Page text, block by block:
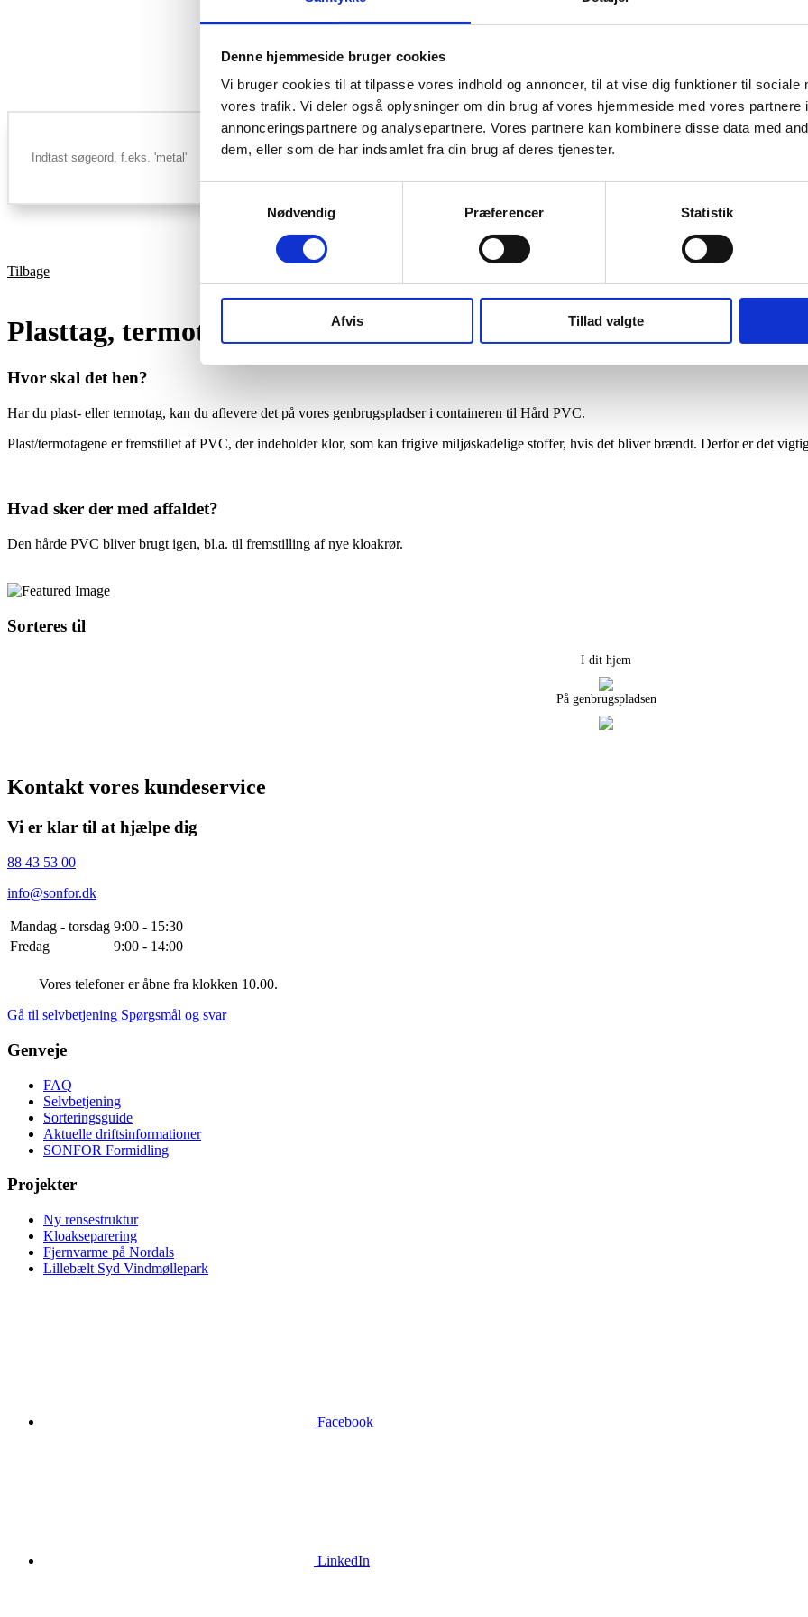
Denne hjemmeside bruger cookies
Vi bruger cookies til at tilpasse vores indhold og annoncer, til at vise dig funktioner til sociale
vores trafik. Vi deler også oplysninger om din brug af vores hjemmeside med vores partnere
annonceringspartnere og analysepartnere. Vores partnere kan kombinere disse data med
dem, eller som de har indsamlet fra din brug af deres tjenester.
Nødvendig
Præferencer Statistik
Afvis Tillad valgte
Tilbage
Plasttag, termotag
Hvor skal det hen?
Har du plast- eller termotag, kan du aflevere det på vores genbrugspladser i containeren til Hård PVC.
Plast/termotagene er fremstillet af PVC, der indeholder klor, som kan frigive miljøskadelige stoffer, hvis det bliver brændt. Derfor er det
Hvad sker der med affaldet?
Den hårde PVC bliver brugt igen, bl.a. til fremstilling af nye kloakrør.
Sorteres til
I dit hjem
På genbrugspladsen
Kontakt vores kundeservice
Vi er klar til at hjælpe dig
88 43 53 00
info@sonfor.dk
Mandag - torsdag 9:00 - 15:30
Fredag
9:00 - 14:00
Vores telefoner er åbne fra klokken 10.00.
Gå til selvbetjening Spørgsmål og svar
Genveje
FAQ
Selvbetjening
Sorteringsguide
Aktuelle driftsinformationer
SONFOR Formidling
Projekter
Ny rensestruktur
Kloakseparering
Fjernvarme på Nordals
Lillebælt Syd Vindmøllepark
Facebook
LinkedIn